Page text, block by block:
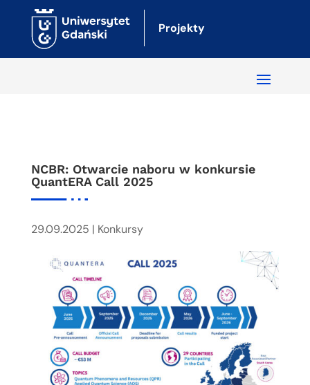
Projekty
NCBR: Otwarcie naboru w konkursie
QuantERA Call 2025
29.09.2025 | Konkursy